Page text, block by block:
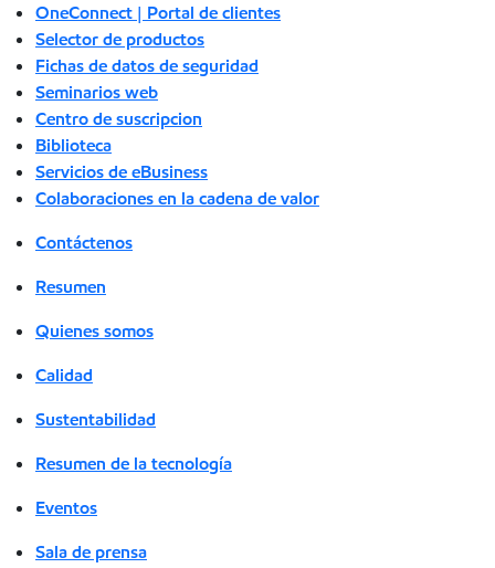
OneConnect | Portal de clientes
Selector de productos
Fichas de datos de seguridad
Seminarios web
Centro de suscripcion
Biblioteca
Servicios de eBusiness
Colaboraciones en la cadena de valor
Contáctenos
Resumen
Quienes somos
Calidad
Sustentabilidad
Resumen de la tecnología
Eventos
Sala de prensa